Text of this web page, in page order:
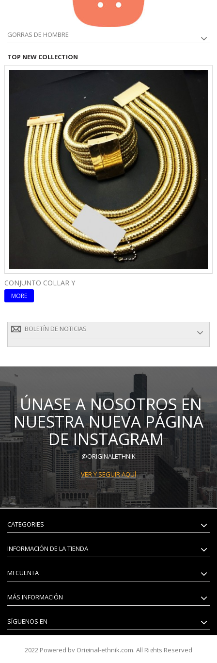
GORRAS DE HOMBRE
TOP NEW COLLECTION
CONJUNTO COLLAR Y
MORE
BOLETÍN DE NOTICIAS
ÚNASE A NOSOTROS EN
NUESTRA NUEVA PÁGINA
DE INSTAGRAM
@ORIGINALETHNIK
VER Y SEGUIR AQUÍ
CATEGORIES
INFORMACIÓN DE LA TIENDA
MI CUENTA
MÁS INFORMACIÓN
SÍGUENOS EN
2022 Powered by Original-ethnik.com. All Rights Reserved